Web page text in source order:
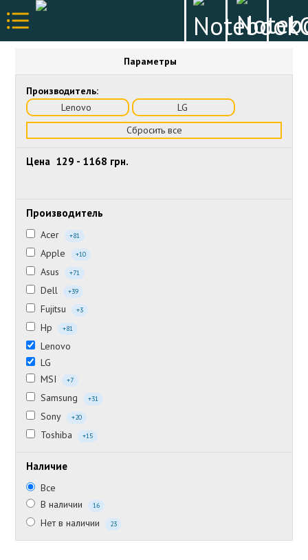
Параметры
Производитель:
Lenovo
LG
Сбросить все
Цена 129 - 1168 грн.
Производитель
Acer +81
Apple +10
Asus +71
Dell +39
Fujitsu +3
Hp +81
Lenovo
LG
MSI
+7
Samsung +31
Sony +20
Toshiba +15
Наличие
Все
В наличии
16
Нет в наличии 23